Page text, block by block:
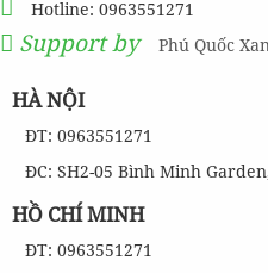
Hotline: 0963551271
Support by Phú Quốc
HÀ NỘI
ĐT: 0963551271
ĐC: SH2-05 Bình Minh
HỒ CHÍ MINH
ĐT: 0963551271